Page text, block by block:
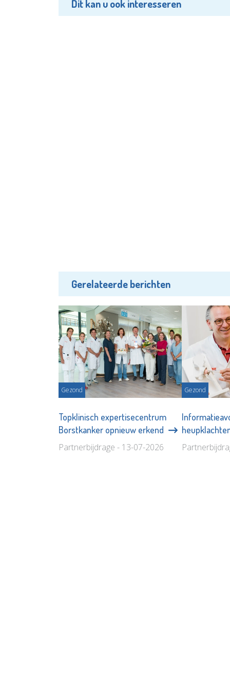
Dit kan u ook interesseren
Gerelateerde berichten
Gezond
Topklinisch expertisecentrum
Borstkanker opnieuw erkend
Partnerbijdrage - 13-07-2026
Gezond